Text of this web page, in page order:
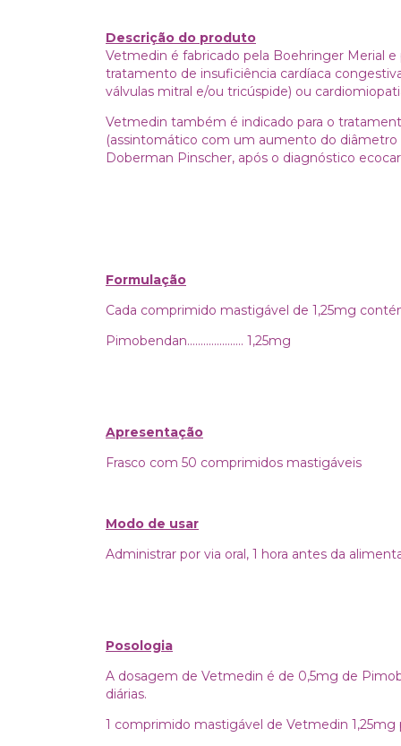
Descrição do produto
Vetmedin é fabricado pela Boehringer Merial
tratamento de insuficiência cardíaca
válvulas mitral e/ou tricúspide) ou
Vetmedin também é indicado para o
(assintomático com um aumento do
Doberman Pinscher, após o diagnóstico
Formulação
Cada comprimido mastigável de 1,25mg
Pimobendan..................... 1,25mg
Apresentação
Frasco com 50 comprimidos mastigáveis
Modo de usar
Administrar por via oral, 1 hora antes da
Posologia
A dosagem de Vetmedin é de 0,5mg de
diárias.
1 comprimido mastigável de Vetmedin 1,25mg